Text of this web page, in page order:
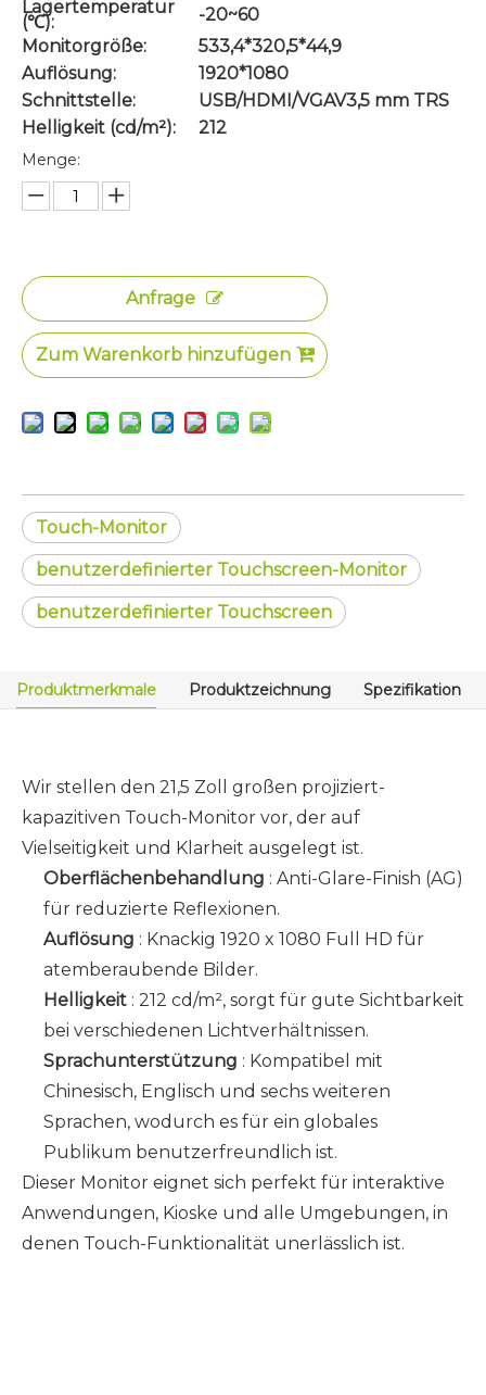
Lagertemperatur
(℃):
-20~60
Monitorgröße:
533,4*320,5*44,9
Auflösung:
1920*1080
Schnittstelle:
USB/HDMI/VGAV3,5 mm TRS
Helligkeit (cd/m²):
212
Menge:
Anfrage
Zum Warenkorb hinzufügen
Touch-Monitor
benutzerdefinierter Touchscreen-Monitor
benutzerdefinierter Touchscreen
Produktmerkmale Produktzeichnung Spezifikation
Wir stellen den 21,5 Zoll großen projiziert-
kapazitiven Touch-Monitor vor, der auf
Vielseitigkeit und Klarheit ausgelegt ist.
Oberflächenbehandlung : Anti-Glare-Finish (AG)
für reduzierte Reflexionen.
Auflösung : Knackig 1920 x 1080 Full HD für
atemberaubende Bilder.
Helligkeit : 212 cd/m², sorgt für gute Sichtbarkeit
bei verschiedenen Lichtverhältnissen.
Sprachunterstützung : Kompatibel mit
Chinesisch, Englisch und sechs weiteren
Sprachen, wodurch es für ein globales
Publikum benutzerfreundlich ist.
Dieser Monitor eignet sich perfekt für interaktive
Anwendungen, Kioske und alle Umgebungen, in
denen Touch-Funktionalität unerlässlich ist.